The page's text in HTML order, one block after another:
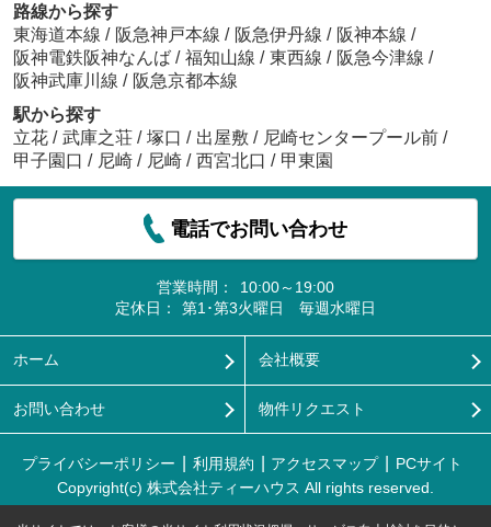
路線から探す
東海道本線 / 阪急神戸本線 / 阪急伊丹線 / 阪神本線 /
阪神電鉄阪神なんば / 福知山線 / 東西線 / 阪急今津線 /
阪神武庫川線 / 阪急京都本線
駅から探す
立花 / 武庫之荘 / 塚口 / 出屋敷 / 尼崎センタープール前 /
甲子園口 / 尼崎 / 尼崎 / 西宮北口 / 甲東園
電話でお問い合わせ
営業時間：
10:00～19:00
定休日：
第1･第3火曜日 毎週水曜日
ホーム 会社概要
お問い合わせ 物件リクエスト
プライバシーポリシー 利用規約 アクセスマップ
PCサイト
Copyright(c) 株式会社ティーハウス All rights reserved.